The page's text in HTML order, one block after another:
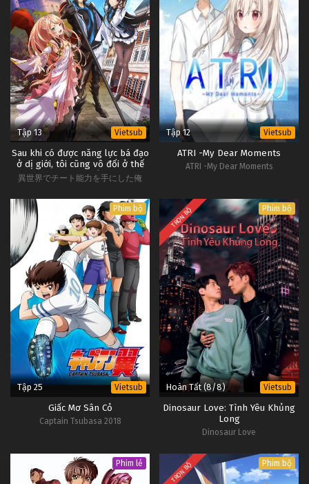
Tập 13 Vietsub
Sau khi có được năng lực bá đạo
ở dị giới, tôi cũng vô đối ở thế
giới thực ~Thăng cấp xong thì
異世界でチート能力を手にした俺
アップは人生を変えた～
Tập 12 Vietsub
ATRI -My Dear Moments
ATRI -My Dear Moments
Phim bộ
Tập 25 Vietsub
Giấc Mơ Sân Cỏ
Captain Tsubasa 2018
TRỌN BỘ Phim bộ
Hoàn Tất (8/8) Vietsub
Dinosaur Love: Tình Yêu Khủng
Long
Dinosaur Love
Phim lẻ TRỌN BỘ Phim bộ